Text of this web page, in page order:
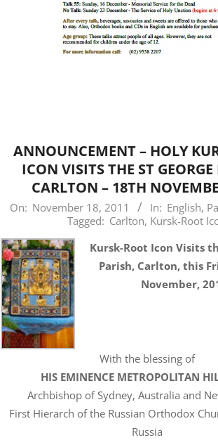
ANNOUNCEMENT – HOLY
ICON VISITS THE ST
CARLTON – 18TH
2011-
18
On: November 18, 2011 In: English,
Tagged: Carlton, Kursk-Root
Kursk-Root Icon Visits
Parish, Carlton, this
November,
With the blessing of
HIS EMINENCE METROPOLITAN
Archbishop of Sydney, Australia and
First Hierarch of the Russian Orthodox
Russia